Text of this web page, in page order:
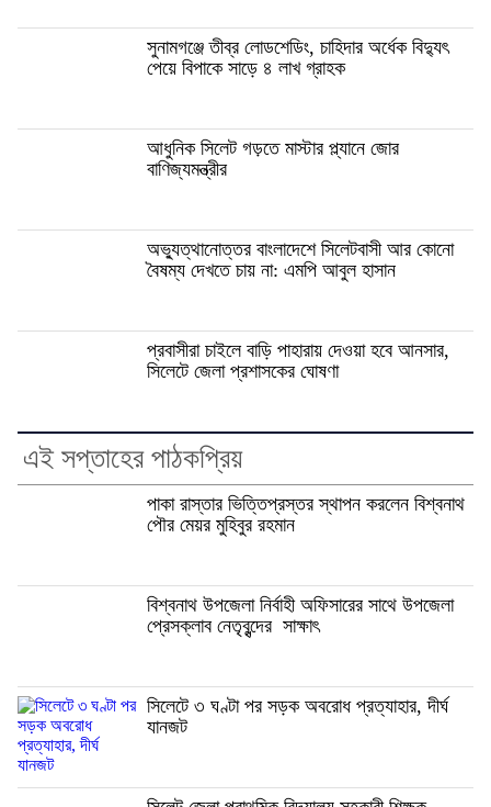
সুনামগঞ্জে তীব্র লোডশেডিং, চাহিদার অর্ধেক বিদ্যুৎ
পেয়ে বিপাকে সাড়ে ৪ লাখ গ্রাহক
আধুনিক সিলেট গড়তে মাস্টার প্ল্যানে জোর
বাণিজ্যমন্ত্রীর
অভ্যুত্থানোত্তর বাংলাদেশে সিলেটবাসী আর কোনো
বৈষম্য দেখতে চায় না: এমপি আবুল হাসান
প্রবাসীরা চাইলে বাড়ি পাহারায় দেওয়া হবে আনসার,
সিলেটে জেলা প্রশাসকের ঘোষণা
এই সপ্তাহের পাঠকপ্রিয়
পাকা রাস্তার ভিত্তিপ্রস্তর স্থাপন করলেন বিশ্বনাথ
পৌর মেয়র মুহিবুর রহমান
বিশ্বনাথ উপজেলা নির্বাহী অফিসারের সাথে উপজেলা
প্রেসক্লাব নেতৃবৃন্দের সাক্ষাৎ
সিলেটে ৩ ঘণ্টা পর সড়ক অবরোধ প্রত্যাহার, দীর্ঘ
যানজট